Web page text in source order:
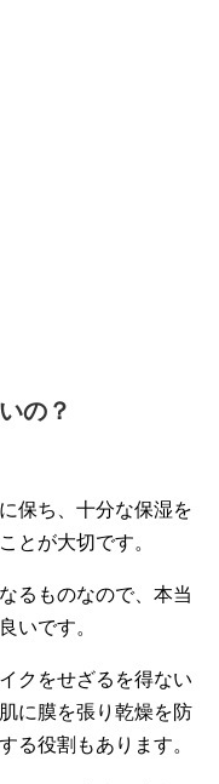
の？
保ち、十分な保湿を
とが大切です。
るものなので、本当
いです。
クをせざるを得ない
に膜を張り乾燥を防
る役割もあります。